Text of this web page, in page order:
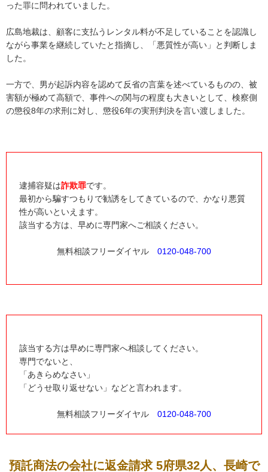
った罪に問われていました。
広島地裁は、顧客に支払うレンタル料が不足していることを認識し
ながら事業を継続していたと指摘し、「悪質性が高い」と判断しま
した。
一方で、男が起訴内容を認めて反省の言葉を述べているものの、被
害額が極めて高額で、事件への関与の程度も大きいとして、検察側
の懲役8年の求刑に対し、懲役6年の実刑判決を言い渡しました。
逮捕容疑は詐欺罪です。
最初から騙すつもりで勧誘をしてきているので、かなり悪質
性が高いといえます。
該当する方は、早めに専門家へご相談ください。
無料相談フリーダイヤル 0120-048-700
該当する方は早めに専門家へ相談してください。
専門でないと、
「あきらめなさい」
「どうせ取り返せない」などと言われます。
無料相談フリーダイヤル 0120-048-700
預託商法の会社に返金請求 5府県32人、長崎で